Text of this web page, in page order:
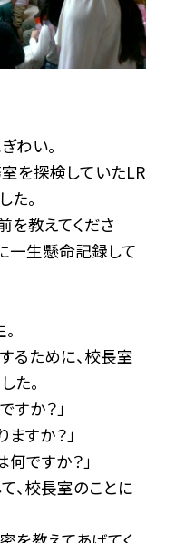
わい。
室を探検していたLR
た。
を教えてくださ
一生懸命記録して
るために、校長室
た。
すか？」
すか？」
何ですか？」
、校長室のことに